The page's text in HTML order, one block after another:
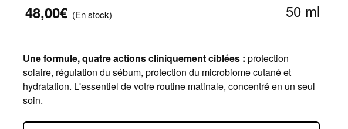
48,00€ 50 ml
(En stock)
Une formule, quatre actions cliniquement ciblées : protection
solaire, régulation du sébum, protection du microbiome cutané et
hydratation. L'essentiel de votre routine matinale, concentré en un seul
soin.